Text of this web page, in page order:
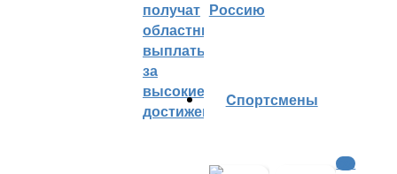
получат
областные
выплаты
за
высокие
достижения
Россию
Cпортсмены
КХЛ